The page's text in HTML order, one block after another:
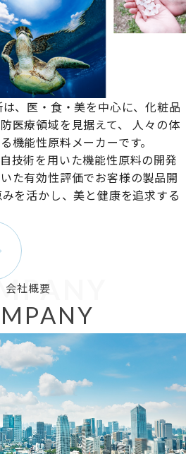
、 医・食・美を中心に、化粧品
医療領域を見据えて、
人々の体
機能性原料メーカーです。
技術を用いた機能性原料の開発
た有効性評価でお客様の製品開
を活かし、美と健康を追求する
会社概要